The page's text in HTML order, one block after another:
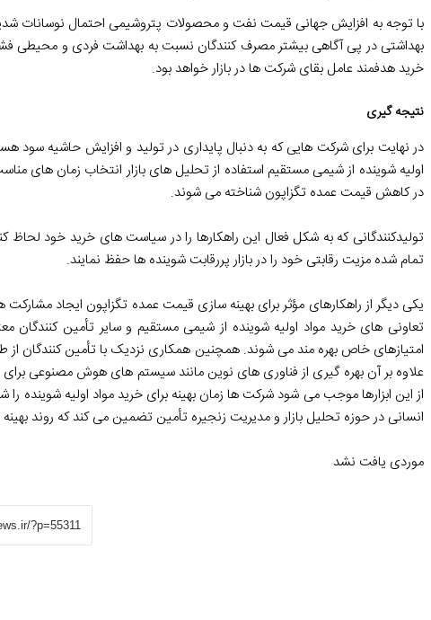
با توجه به افزایش جهانی قیمت نفت و محصولات پتروشیمی احتمال نوسانات
بهداشتی در پی آگاهی بیشتر مصرف کنندگان نسبت به بهداشت فردی و محیطی
خرید هدفمند عامل بقای شرکت ها در بازار خواهد بود.
نتیجه گیری
در نهایت برای شرکت هایی که به دنبال پایداری در تولید و افزایش حاشیه سود
اولیه شوینده از شیمی مستقیم استفاده از تحلیل های بازار انتخاب زمان های
در کاهش قیمت عمده تگزاپون شناخته می شوند.
تولیدکنندگانی که به شکل فعال این راهکارها را در سیاست های خرید خود لحاظ
تمام شده مزیت رقابتی خود را در بازار پررقابت شوینده ها حفظ نمایند.
یکی دیگر از راهکارهای مؤثر برای بهینه سازی قیمت عمده تگزاپون ایجاد
تعاونی های خرید مواد اولیه شوینده از شیمی مستقیم و سایر تأمین
امتیازهای خاص بهره مند می شوند. همچنین همکاری نزدیک با تأمین کنندگان
علاوه بر آن بهره گیری از فناوری های نوین مانند سیستم های هوش مصنوعی
از این ابزارها موجب می شود شرکت ها زمان بهینه برای خرید مواد اولیه شوینده
انسانی در حوزه تحلیل بازار و مدیریت زنجیره تأمین تضمین می کند که روند
موردی یافت نشد